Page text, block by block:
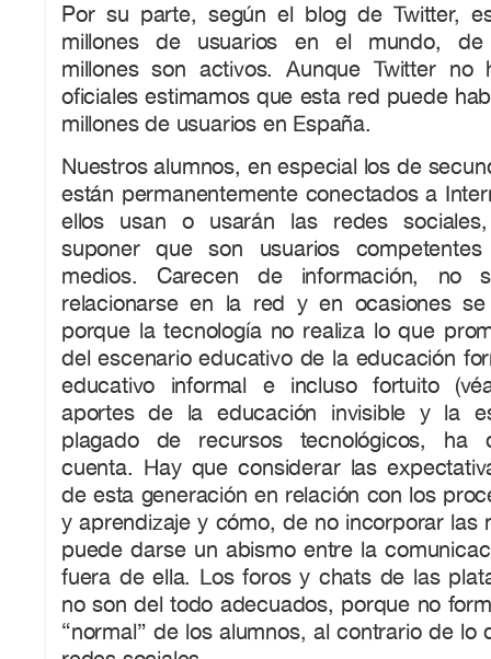
Por su parte, según el blog de Twitter,
millones de usuarios en el mundo,
millones son activos. Aunque Twitter no
oficiales estimamos que esta red puede
millones de usuarios en España.
Nuestros alumnos, en especial los de
están permanentemente conectados a
ellos usan o usarán las redes
suponer que son usuarios
medios. Carecen de información, no
relacionarse en la red y en ocasiones se
porque la tecnología no realiza lo que
del escenario educativo de la educación
educativo informal e incluso fortuito
aportes de la educación invisible y la
plagado de recursos tecnológicos,
cuenta. Hay que considerar las
de esta generación en relación con los
y aprendizaje y cómo, de no incorporar las
puede darse un abismo entre la
fuera de ella. Los foros y chats de las
no son del todo adecuados, porque no
“normal” de los alumnos, al contrario de lo